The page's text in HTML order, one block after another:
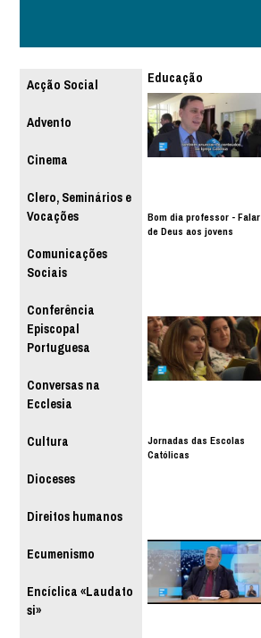
Acção Social
Advento
Cinema
Clero, Seminários e
Vocações
Comunicações
Sociais
Conferência
Episcopal
Portuguesa
Conversas na
Ecclesia
Cultura
Dioceses
Direitos humanos
Ecumenismo
Encíclica «Laudato
si»
Educação
Bom dia professor - Falar
de Deus aos jovens
Jornadas das Escolas
Católicas